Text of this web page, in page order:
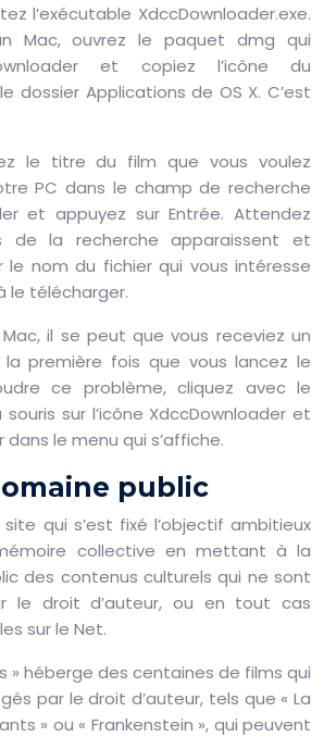
l’exécutable XdccDownloader.exe.
Mac, ouvrez le paquet dmg qui
et copiez l’icône du
dossier Applications de OS X. C’est
le titre du film que vous voulez
PC dans le champ de recherche
et appuyez sur Entrée. Attendez
de la recherche apparaissent et
le nom du fichier qui vous intéresse
le télécharger.
il se peut que vous receviez un
la première fois que vous lancez le
ce problème, cliquez avec le
sur l’icône XdccDownloader et
le menu qui s’affiche.
public
qui s’est fixé l’objectif ambitieux
collective en mettant à la
des contenus culturels qui ne sont
le droit d’auteur, ou en tout cas
sur le Net.
» héberge des centaines de films qui
par le droit d’auteur, tels que « La
» ou « Frankenstein », qui peuvent